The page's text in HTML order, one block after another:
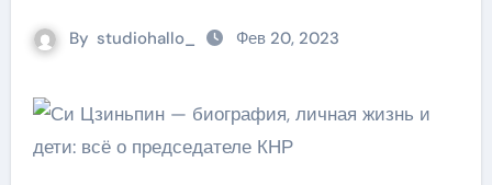
By studiohallo_ Фев 20, 2023